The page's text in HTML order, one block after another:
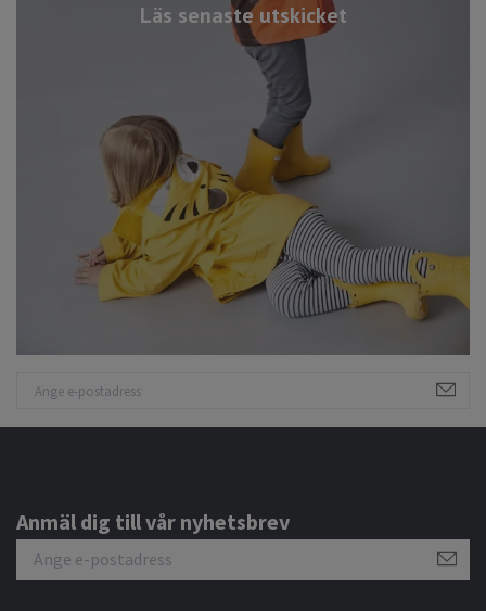
Läs senaste utskicket
Anmäl dig till vår nyhetsbrev